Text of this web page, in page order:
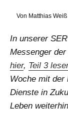
Von Matthias Weiß
In unserer
Messenger
hier, Teil 3
Woche mit der
Dienste in
Leben